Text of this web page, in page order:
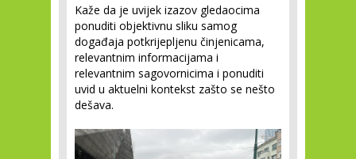
Kaže da je uvijek izazov gledaocima
ponuditi objektivnu sliku samog
događaja potkrijepljenu činjenicama,
relevantnim informacijama i
relevantnim sagovornicima i ponuditi
uvid u aktuelni kontekst zašto se nešto
dešava.